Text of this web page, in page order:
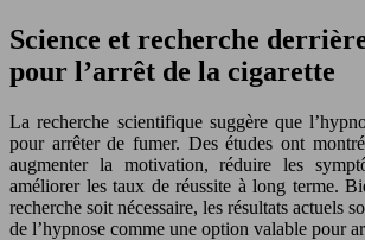
Science et recherche
pour l’arrêt de la cigarette
La recherche scientifique suggère que l’hyp
pour arrêter de fumer. Des études ont
augmenter la motivation, réduire les
améliorer les taux de réussite à long terme.
recherche soit nécessaire, les résultats actuels
de l’hypnose comme une option valable pour